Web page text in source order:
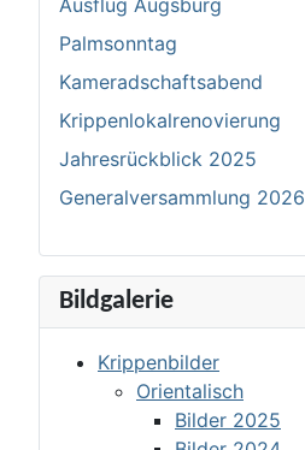
Palmsonntag
Kameradschaftsabend
Krippenlokalrenovierung
Jahresrückblick 2025
Generalversammlung 2026
Bildgalerie
Krippenbilder
Orientalisch
Bilder 2025